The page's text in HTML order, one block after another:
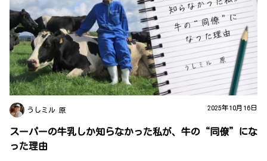
うしミル 原 2025年10月16日
スーパーの牛乳しか知らなかった私が、牛の“同僚”にな
った理由